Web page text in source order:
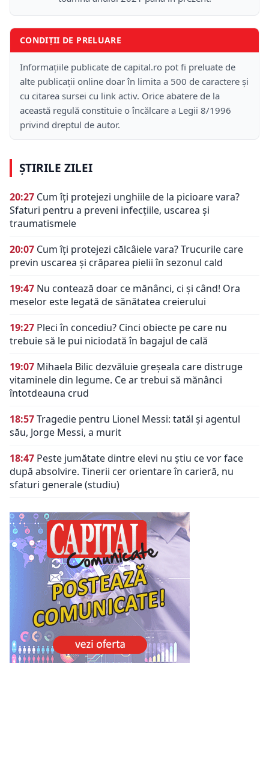
CONDIȚII DE PRELUARE
Informațiile publicate de capital.ro pot fi preluate de
alte publicații online doar în limita a 500 de caractere și
cu citarea sursei cu link activ. Orice abatere de la
această regulă constituie o încălcare a Legii 8/1996
privind dreptul de autor.
ȘTIRILE ZILEI
20:27 Cum îți protejezi unghiile de la picioare vara?
Sfaturi pentru a preveni infecțiile, uscarea și
traumatismele
20:07 Cum îți protejezi călcâiele vara? Trucurile care
previn uscarea și crăparea pielii în sezonul cald
19:47 Nu contează doar ce mănânci, ci și când! Ora
meselor este legată de sănătatea creierului
19:27 Pleci în concediu? Cinci obiecte pe care nu
trebuie să le pui niciodată în bagajul de cală
19:07 Mihaela Bilic dezvăluie greșeala care distruge
vitaminele din legume. Ce ar trebui să mănânci
întotdeauna crud
18:57Tragedie pentru Lionel Messi: tatăl și agentul
său, Jorge Messi, a murit
18:47 Peste jumătate dintre elevi nu știu ce vor face
după absolvire. Tinerii cer orientare în carieră, nu
sfaturi generale (studiu)